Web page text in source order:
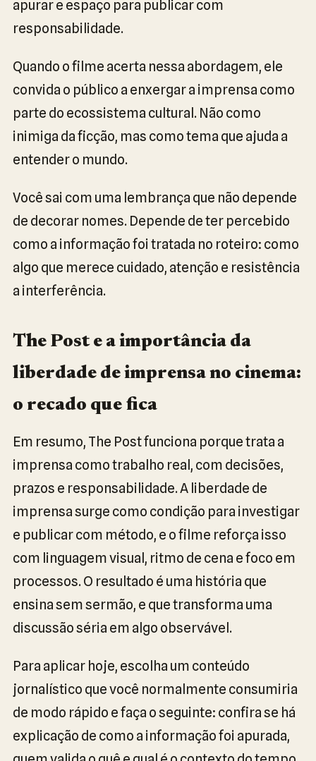
apurar e espaço para publicar com
responsabilidade.
Quando o filme acerta nessa abordagem, ele
convida o público a enxergar a imprensa como
parte do ecossistema cultural. Não como
inimiga da ficção, mas como tema que ajuda a
entender o mundo.
Você sai com uma lembrança que não depende
de decorar nomes. Depende de ter percebido
como a informação foi tratada no roteiro: como
algo que merece cuidado, atenção e resistência
a interferência.
The Post e a importância da
liberdade de imprensa no cinema:
o recado que fica
Em resumo, The Post funciona porque trata a
imprensa como trabalho real, com decisões,
prazos e responsabilidade. A liberdade de
imprensa surge como condição para investigar
e publicar com método, e o filme reforça isso
com linguagem visual, ritmo de cena e foco em
processos. O resultado é uma história que
ensina sem sermão, e que transforma uma
discussão séria em algo observável.
Para aplicar hoje, escolha um conteúdo
jornalístico que você normalmente consumiria
de modo rápido e faça o seguinte: confira se há
explicação de como a informação foi apurada,